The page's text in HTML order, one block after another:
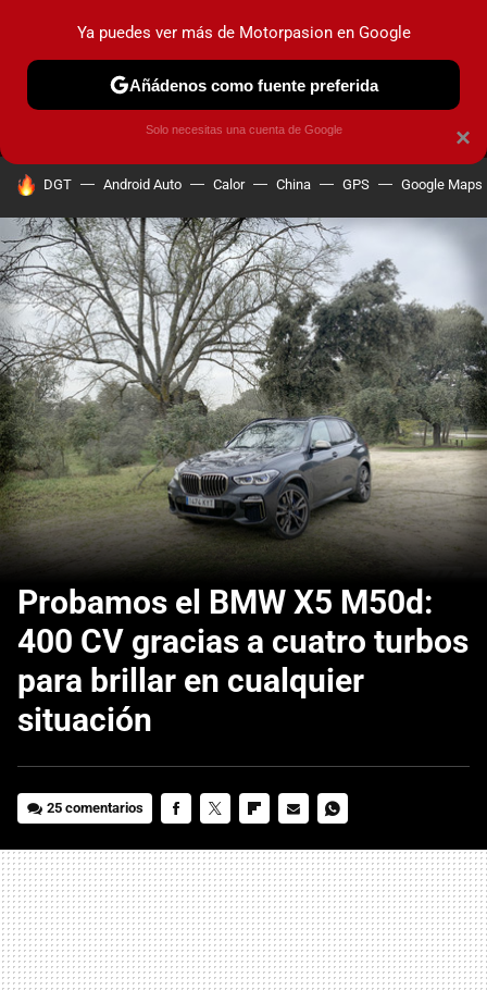
MENÚ NUEVO
COCHES ELÉCTRICOS OBSERVATORIO
HOY SE HABLA DE
DGT Android Auto Calor China GPS Google Maps
Probamos el BMW X5 M50d:
400 CV gracias a cuatro turbos
para brillar en cualquier
situación
25 comentarios
MAIL
×
Ya puedes ver más de Motorpasion en Google
Añádenos como fuente preferida
Solo necesitas una cuenta de Google